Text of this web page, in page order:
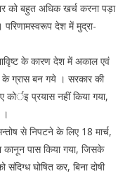
को बहुत अधिक खर्च करना पड़ा
परिणामस्वरूप देश में मुद्रा-
के कारण देश में अकाल एवं
के ग्रास बन गये । सरकार की
प्रयास नहीं किया गया,
।
से निपटने के लिए 18 मार्च,
पास किया गया, जिसके
संदिग्ध घोषित कर, बिना दोषी